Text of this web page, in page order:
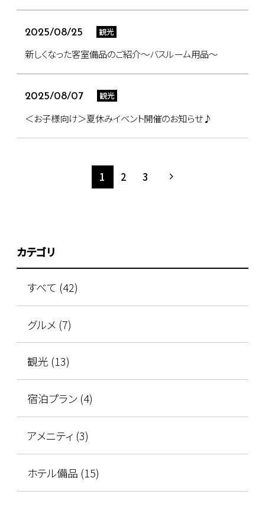
2025/08/25 観光
新しくなった客室備品のご紹介～バスルーム用品～
2025/08/07 観光
＜お子様向け＞夏休みイベント開催のお知らせ♪
1 2 3
カテゴリ
すべて (42)
グルメ (7)
観光 (13)
宿泊プラン (4)
アメニティ (3)
ホテル備品 (15)